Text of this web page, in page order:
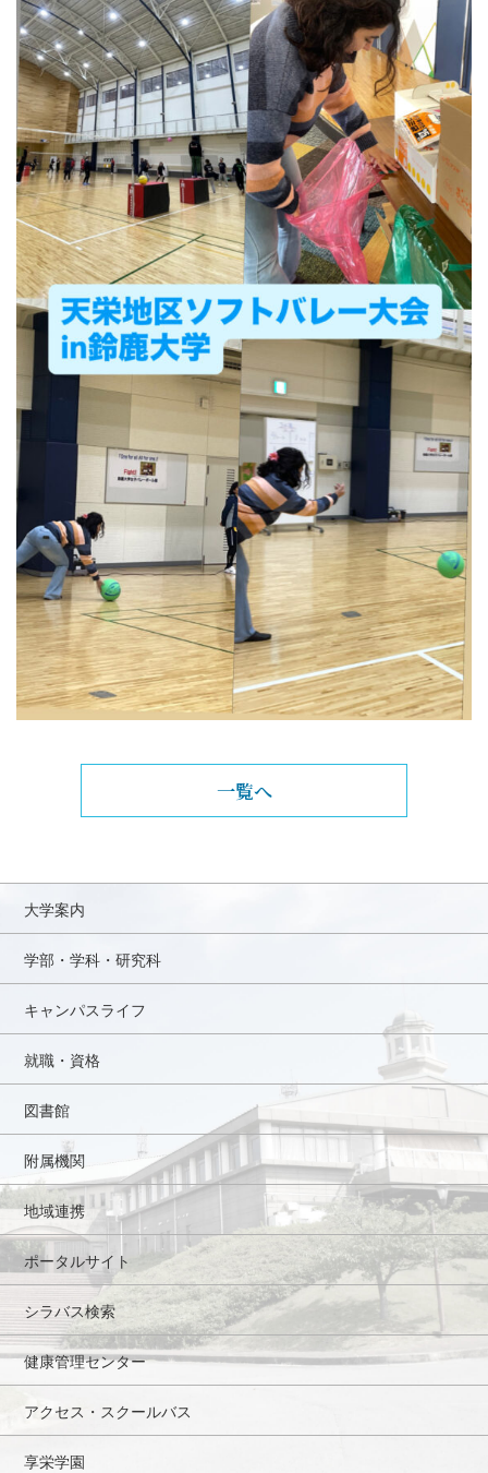
一覧へ
大学案内
学部・学科・研究科
キャンパスライフ
就職・資格
図書館
附属機関
地域連携
ポータルサイト
シラバス検索
健康管理センター
アクセス・スクールバス
享栄学園